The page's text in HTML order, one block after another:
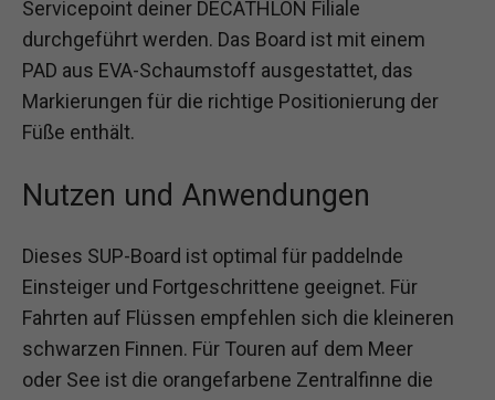
Servicepoint deiner DECATHLON Filiale
durchgeführt werden. Das Board ist mit einem
PAD aus EVA-Schaumstoff ausgestattet, das
Markierungen für die richtige Positionierung der
Füße enthält.
Nutzen und Anwendungen
Dieses SUP-Board ist optimal für paddelnde
Einsteiger und Fortgeschrittene geeignet. Für
Fahrten auf Flüssen empfehlen sich die kleineren
schwarzen Finnen. Für Touren auf dem Meer
oder See ist die orangefarbene Zentralfinne die